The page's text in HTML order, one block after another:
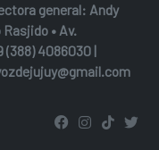
general: Andy
• Av.
(388) 4086030 |